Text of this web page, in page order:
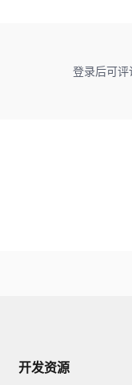
登录后可评
开发资源